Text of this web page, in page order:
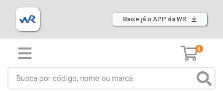
Baixe já o APP da WR
0